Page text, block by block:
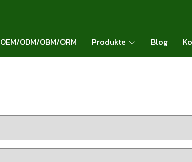
OEM/ODM/OBM/ORM Produkte Blog